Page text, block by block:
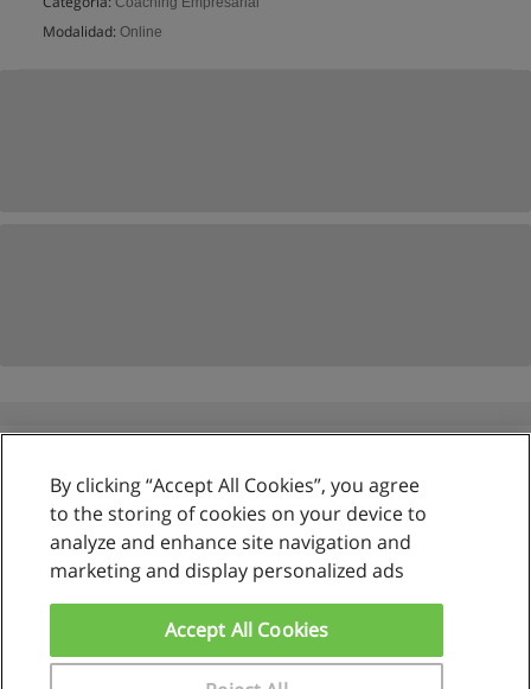
Modalidad: Online
Reglas de uso
Privacidad de datos
www.educaedu.com.pe
By clicking “Accept All Cookies”, you agree
to the storing of cookies on your device to
analyze and enhance site navigation and
marketing and display personalized ads
Accept All Cookies